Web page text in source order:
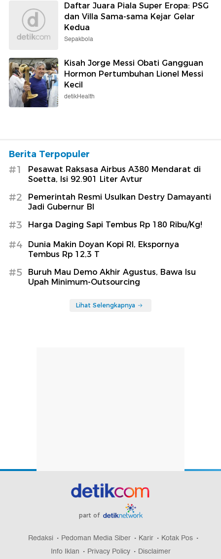
Daftar Juara Piala Super Eropa: PSG
dan Villa Sama-sama Kejar Gelar
Kedua
Sepakbola
Kisah Jorge Messi Obati Gangguan
Hormon Pertumbuhan Lionel Messi
Kecil
detikHealth
Berita Terpopuler
#1
Pesawat Raksasa Airbus A380 Mendarat di
Soetta, Isi 92.901 Liter Avtur
#2
Pemerintah Resmi Usulkan Destry Damayanti
Jadi Gubernur BI
#3 Harga Daging Sapi Tembus Rp 180 Ribu/Kg!
#4
Dunia Makin Doyan Kopi RI, Ekspornya
Tembus Rp 12,3 T
#5
Buruh Mau Demo Akhir Agustus, Bawa Isu
Upah Minimum-Outsourcing
Lihat Selengkapnya
part of
Redaksi Pedoman Media Siber Karir
Kotak Pos
Info Iklan
Privacy Policy Disclaimer